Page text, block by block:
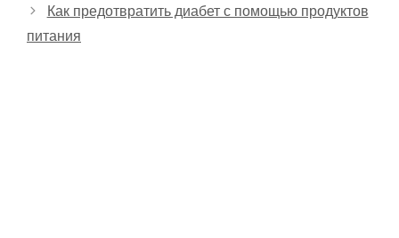
Как предотвратить диабет с помощью продуктов
питания